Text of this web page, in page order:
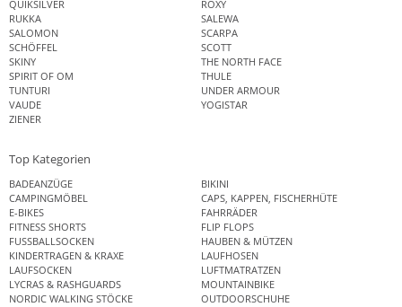
QUIKSILVER
ROXY
RUKKA
SALEWA
SALOMON
SCARPA
SCHÖFFEL
SCOTT
SKINY
THE NORTH FACE
SPIRIT OF OM
THULE
TUNTURI
UNDER ARMOUR
VAUDE
YOGISTAR
ZIENER
Top Kategorien
BADEANZÜGE
BIKINI
CAMPINGMÖBEL
CAPS, KAPPEN, FISCHERHÜTE
E-BIKES
FAHRRÄDER
FITNESS SHORTS
FLIP FLOPS
FUSSBALLSOCKEN
HAUBEN & MÜTZEN
KINDERTRAGEN & KRAXE
LAUFHOSEN
LAUFSOCKEN
LUFTMATRATZEN
LYCRAS & RASHGUARDS
MOUNTAINBIKE
NORDIC WALKING STÖCKE
OUTDOORSCHUHE